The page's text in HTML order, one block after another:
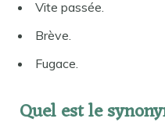
Vite passée.
Brève.
Fugace.
Quel est le